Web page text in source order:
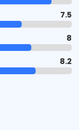
7.5
8
8.2